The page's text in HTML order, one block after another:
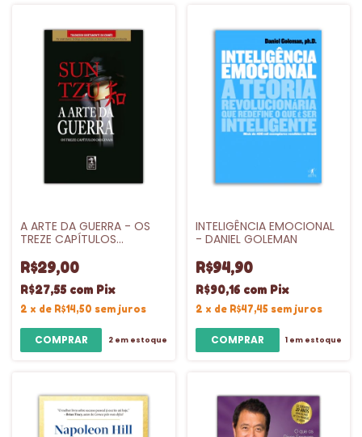
A ARTE DA GUERRA - OS
TREZE CAPÍTULOS
R$29,00
R$27,55 com Pix
2 x de R$14,50 sem juros
2em estoque
INTELIGÊNCIA EMOCIONAL
- DANIEL GOLEMAN
R$94,90
R$90,16 com Pix
2 x de R$47,45 sem juros
1 em estoque